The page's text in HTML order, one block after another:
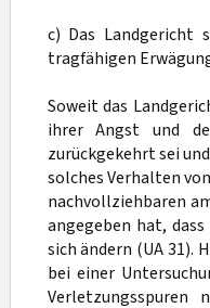
c) Das Landgericht
tragfähigen
Soweit das
ihrer Angst und
zurückgekehrt sei
solches Verhalten
nachvollziehbaren
angegeben hat,
sich ändern (UA 31).
bei einer